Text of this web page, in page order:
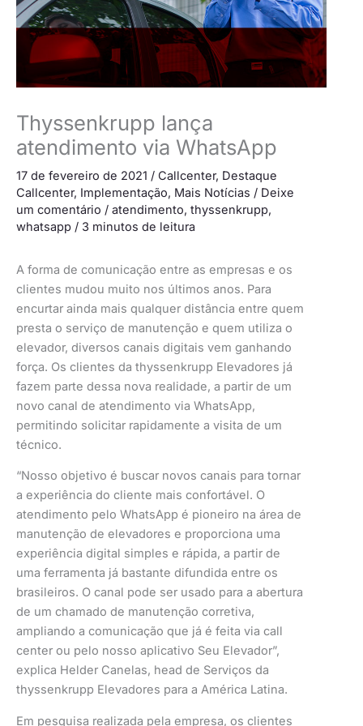
Thyssenkrupp lança
atendimento via WhatsApp
17 de fevereiro de 2021 / Callcenter, Destaque
Callcenter, Implementação, Mais Notícias / Deixe
um comentário / atendimento, thyssenkrupp,
whatsapp / 3 minutos de leitura
A forma de comunicação entre as empresas e os
clientes mudou muito nos últimos anos. Para
encurtar ainda mais qualquer distância entre quem
presta o serviço de manutenção e quem utiliza o
elevador, diversos canais digitais vem ganhando
força. Os clientes da thyssenkrupp Elevadores já
fazem parte dessa nova realidade, a partir de um
novo canal de atendimento via WhatsApp,
permitindo solicitar rapidamente a visita de um
técnico.
“Nosso objetivo é buscar novos canais para tornar
a experiência do cliente mais confortável. O
atendimento pelo WhatsApp é pioneiro na área de
manutenção de elevadores e proporciona uma
experiência digital simples e rápida, a partir de
uma ferramenta já bastante difundida entre os
brasileiros. O canal pode ser usado para a abertura
de um chamado de manutenção corretiva,
ampliando a comunicação que já é feita via call
center ou pelo nosso aplicativo Seu Elevador”,
explica Helder Canelas, head de Serviços da
thyssenkrupp Elevadores para a América Latina.
Em pesquisa realizada pela empresa, os clientes